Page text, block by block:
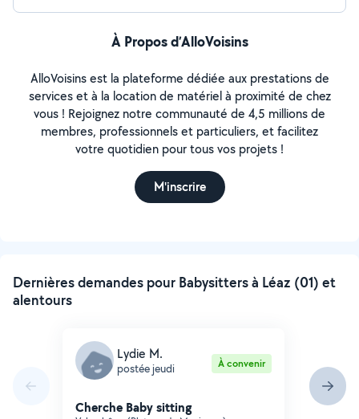
À Propos d’AlloVoisins
AlloVoisins est la plateforme dédiée aux prestations de
services et à la location de matériel à proximité de chez
vous ! Rejoignez notre communauté de 4,5 millions de
membres, professionnels et particuliers, et facilitez
votre quotidien pour tous vos projets !
M'inscrire
Dernières demandes pour Babysitters à Léaz (01) et
alentours
Lydie M.
postée jeudi À convenir
Cherche Baby sitting